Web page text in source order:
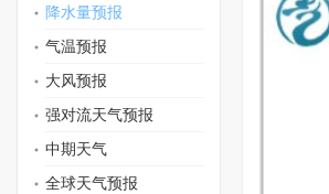
降水量预报
气温预报
大风预报
强对流天气预报
中期天气
全球天气预报